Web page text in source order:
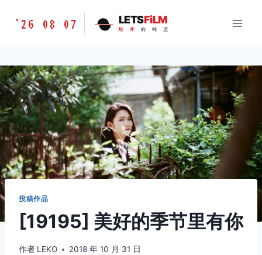
胶
味
道
LETSFILM
'26 08 07 LETSFiLM
胶 片 的 味 道
投稿作品
[19195] 美好的季节里有你
作者 LEKO 2018 年 10 月 31 日